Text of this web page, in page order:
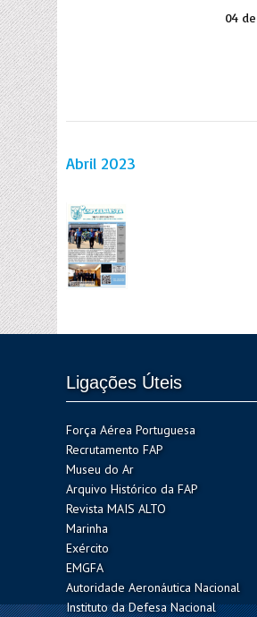
04
Abril 2023
Ligações Úteis
Força Aérea Portuguesa
Recrutamento FAP
Museu do Ar
Arquivo Histórico da FAP
Revista MAIS ALTO
Marinha
Exército
EMGFA
Autoridade Aeronáutica Nacional
Instituto da Defesa Nacional